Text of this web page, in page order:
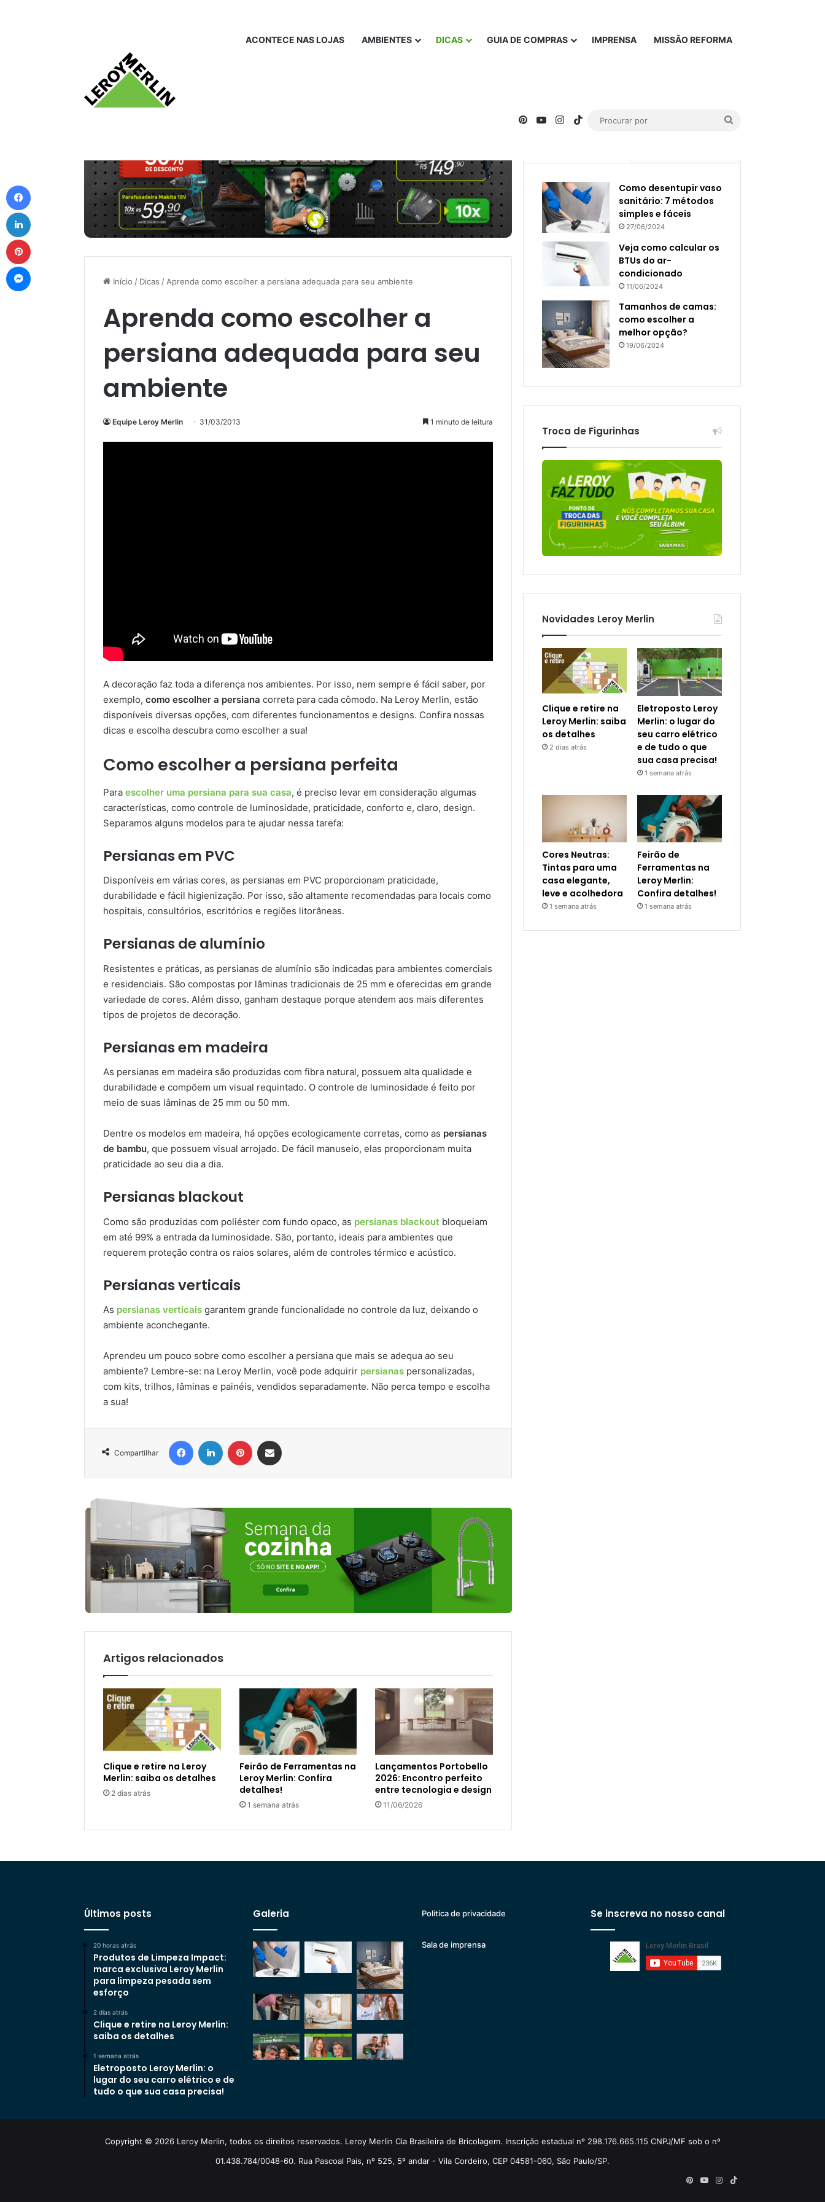
ACONTECE NAS LOJAS AMBIENTES DICAS GUIA DE COMPRAS IMPRENSA MISSÃO REFORMA
PinterestYouTubeInstagram
TikTok
Início / Dicas / Aprenda como escolher a persiana adequada para seu ambiente
Aprenda como escolher a
persiana adequada para seu
ambiente
Equipe Leroy Merlin 31/03/2013 1 minuto de leitura
A decoração faz toda a diferença nos ambientes. Por isso, nem sempre é fácil saber, por
exemplo, como escolher a persiana correta para cada cômodo. Na Leroy Merlin, estão
disponíveis diversas opções, com diferentes funcionamentos e designs. Confira nossas
dicas e escolha descubra como escolher a sua!
Como escolher a persiana perfeita
Para escolher uma persiana para sua casa, é preciso levar em consideração algumas
características, como controle de luminosidade, praticidade, conforto e, claro, design.
Separamos alguns modelos para te ajudar nessa tarefa:
Persianas em PVC
Disponíveis em várias cores, as persianas em PVC proporcionam praticidade,
durabilidade e fácil higienização. Por isso, são altamente recomendadas para locais como
hospitais, consultórios, escritórios e regiões litorâneas.
Persianas de alumínio
Resistentes e práticas, as persianas de alumínio são indicadas para ambientes comerciais
e residenciais. São compostas por lâminas tradicionais de 25 mm e oferecidas em grande
variedade de cores. Além disso, ganham destaque porque atendem aos mais diferentes
tipos de projetos de decoração.
Persianas em madeira
As persianas em madeira são produzidas com fibra natural, possuem alta qualidade e
durabilidade e compõem um visual requintado. O controle de luminosidade é feito por
meio de suas lâminas de 25 mm ou 50 mm.
Dentre os modelos em madeira, há opções ecologicamente corretas, como as persianas
de bambu, que possuem visual arrojado. De fácil manuseio, elas proporcionam muita
praticidade ao seu dia a dia.
Persianas blackout
Como são produzidas com poliéster com fundo opaco, as persianas blackout bloqueiam
em até 99% a entrada da luminosidade. São, portanto, ideais para ambientes que
requerem proteção contra os raios solares, além de controles térmico e acústico.
Persianas verticais
As persianas verticais garantem grande funcionalidade no controle da luz, deixando o
ambiente aconchegante.
Aprendeu um pouco sobre como escolher a persiana que mais se adequa ao seu
ambiente? Lembre-se: na Leroy Merlin, você pode adquirir persianas personalizadas,
com kits, trilhos, lâminas e painéis, vendidos separadamente. Não perca tempo e escolha
a sua!
Compartilhar
FacebookLinkedin Pinterest
Artigos relacionados
Clique e retire na Leroy
Merlin: saiba os detalhes
2 dias atrás
Feirão de Ferramentas na
Leroy Merlin: Confira
detalhes!
1 semana atrás
Lançamentos Portobello
2026: Encontro perfeito
entre tecnologia e design
11/06/2026
Como desentupir vaso
sanitário: 7 métodos
simples e fáceis
27/06/2024
Veja como calcular os
BTUs do ar-
condicionado
11/06/2024
Tamanhos de camas:
como escolher a
melhor opção?
19/06/2024
Troca de Figurinhas
Novidades Leroy Merlin
Clique e retire na
Leroy Merlin: saiba
os detalhes
2 dias atrás
Eletroposto Leroy
Merlin: o lugar do
seu carro elétrico
e de tudo o que
sua casa precisa!
1 semana atrás
Cores Neutras:
Tintas para uma
casa elegante,
leve e acolhedora
1 semana atrás
Feirão de
Ferramentas na
Leroy Merlin:
Confira detalhes!
1 semana atrás
Últimos posts
20 horas atrás
Produtos de Limpeza Impact:
marca exclusiva Leroy Merlin
para limpeza pesada sem
esforço
2 dias atrás
Clique e retire na Leroy Merlin:
saiba os detalhes
1 semana atrás
Eletroposto Leroy Merlin: o
lugar do seu carro elétrico e de
tudo o que sua casa precisa!
Galeria Politica de privacidade
Sala de imprensa
Se inscreva no nosso canal
Copyright © 2026 Leroy Merlin, todos os direitos reservados. Leroy Merlin Cia Brasileira de Bricolagem. Inscrição estadual nº 298.176.665.115 CNPJ/MF sob o nº
01.438.784/0048-60. Rua Pascoal Pais, nº 525, 5º andar - Vila Cordeiro, CEP 04581-060, São Paulo/SP.
PinterestYouTubeInstagram
TikTok